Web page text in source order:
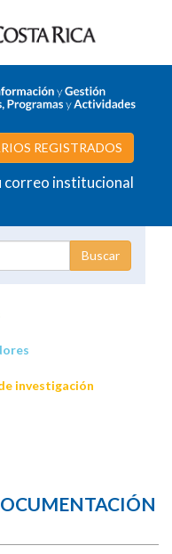
REGISTRADOS
correo institucional
investigación